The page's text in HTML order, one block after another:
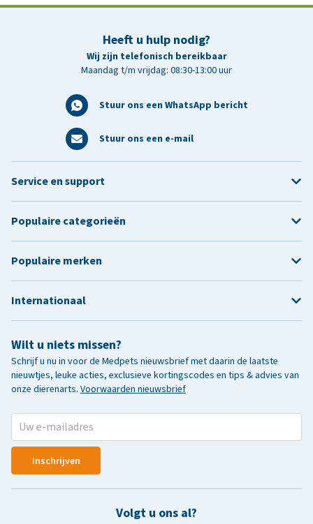
Heeft u hulp nodig?
Wij zijn telefonisch bereikbaar
Maandag t/m vrijdag: 08:30-13:00 uur
Stuur ons een WhatsApp bericht
Stuur ons een e-mail
Wilt u niets missen?
Schrijf u nu in voor de Medpets nieuwsbrief met daarin de laatste
nieuwtjes, leuke acties, exclusieve kortingscodes en tips & advies van
onze dierenarts. Voorwaarden nieuwsbrief
Inschrijven
Volgt u ons al?
Service en support
Populaire categorieën
Populaire merken
Internationaal